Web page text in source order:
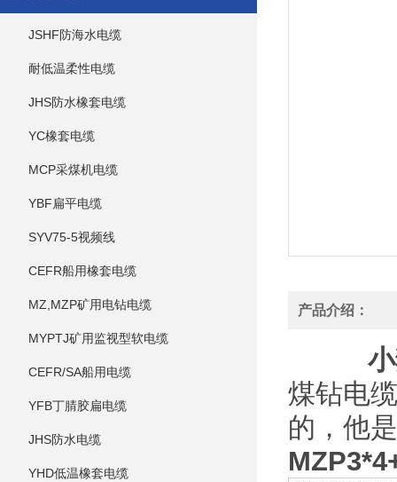
JSHF防海水电缆
耐低温柔性电缆
JHS防水橡套电缆
YC橡套电缆
MCP采煤机电缆
YBF扁平电缆
SYV75-5视频线
CEFR船用橡套电缆
MZ,MZP矿用电钻电缆
MYPTJ矿用监视型软电缆
CEFR/SA船用电缆
YFB丁腈胶扁电缆
JHS防水电缆
YHD低温橡套电缆
产品介绍：
煤钻电
的，他